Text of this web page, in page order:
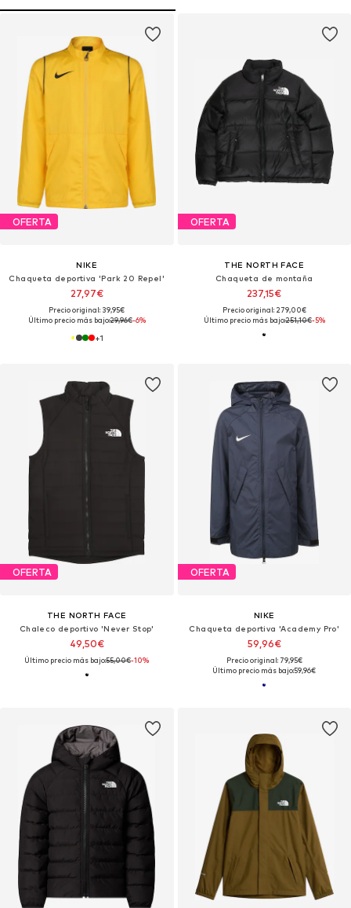
OFERTA
NIKE
Chaqueta deportiva 'Park 20 Repel'
27,97€
Precio original: 39,95€
Último precio más bajo:29,96€-6%
+1
OFERTA
THE NORTH FACE
Chaqueta de montaña
237,15€
Precio original: 279,00€
Último precio más bajo:251,10€-5%
OFERTA
THE NORTH FACE
Chaleco deportivo 'Never Stop'
49,50€
Último precio más bajo:55,00€-10%
OFERTA
NIKE
Chaqueta deportiva 'Academy Pro'
59,96€
Precio original: 79,95€
Último precio más bajo:59,96€